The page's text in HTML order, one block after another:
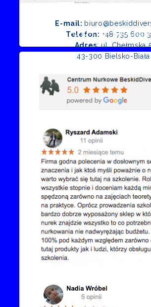
E-mail:
Telefon: +48 735 600
Adres: ul. Chełmska
43-300 Bielsko-Biała
Opinie